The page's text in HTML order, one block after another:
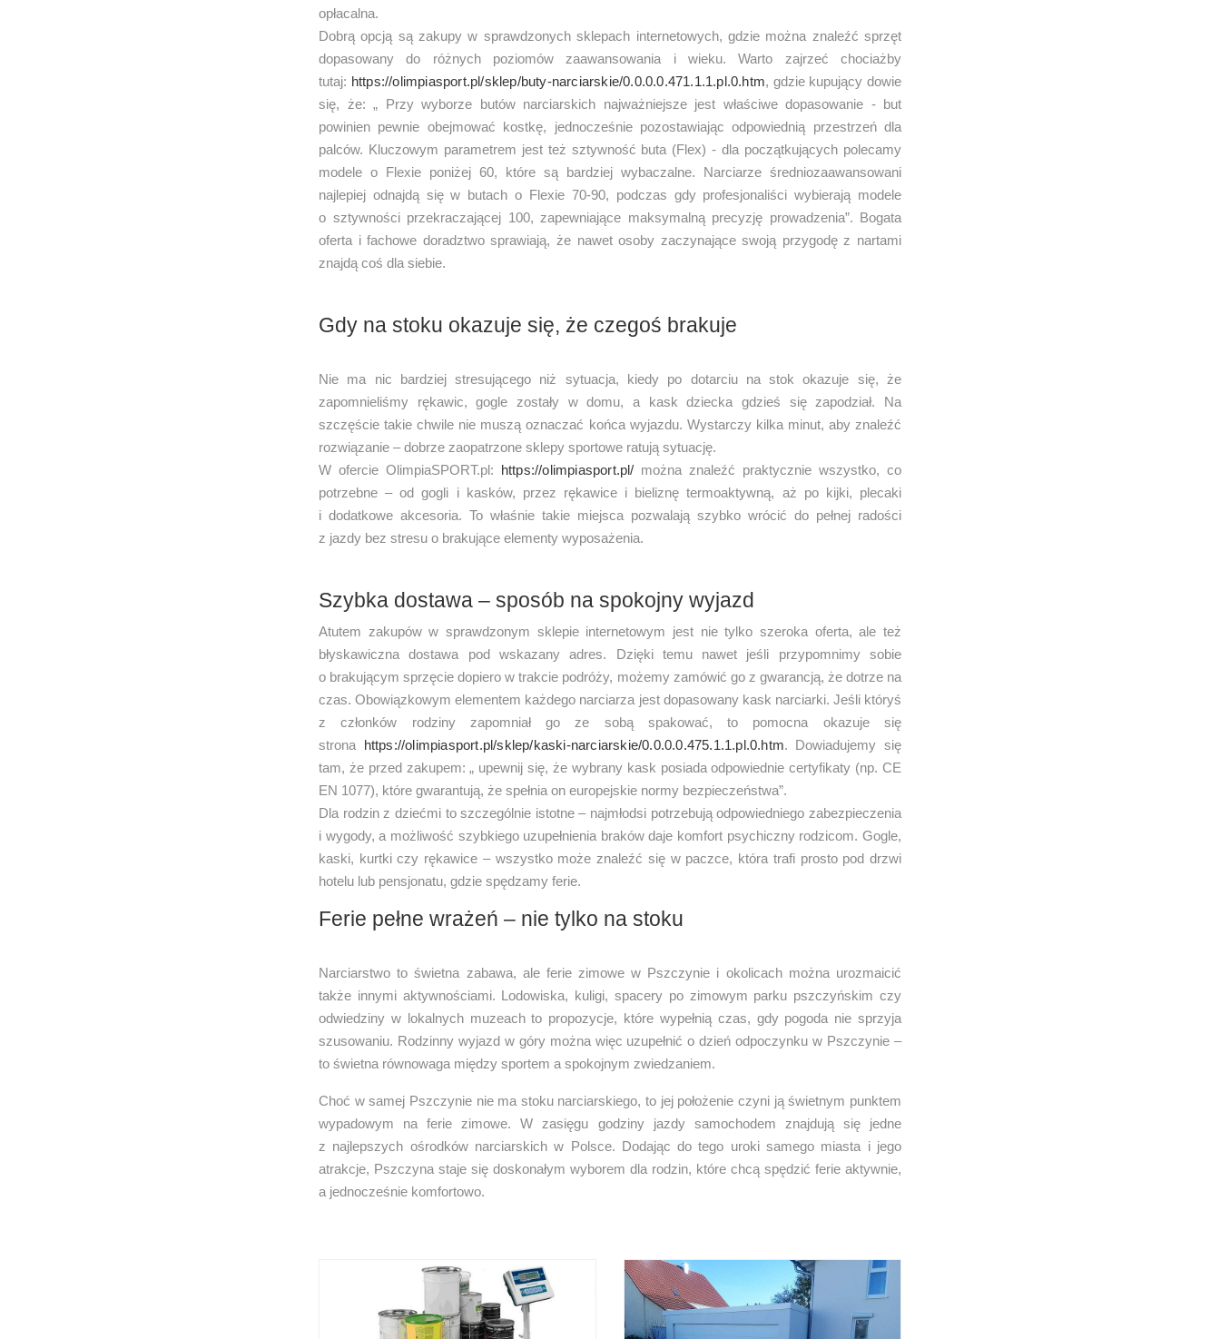
opłacalna.
Dobrą opcją są zakupy w sprawdzonych sklepach internetowych, gdzie można znaleźć sprzęt
dopasowany do różnych poziomów zaawansowania i wieku. Warto zajrzeć chociażby
tutaj: https://olimpiasport.pl/sklep/buty-narciarskie/0.0.0.0.471.1.1.pl.0.htm, gdzie kupujący dowie
się, że: „ Przy wyborze butów narciarskich najważniejsze jest właściwe dopasowanie - but
powinien pewnie obejmować kostkę, jednocześnie pozostawiając odpowiednią przestrzeń dla
palców. Kluczowym parametrem jest też sztywność buta (Flex) - dla początkujących polecamy
modele o Flexie poniżej 60, które są bardziej wybaczalne. Narciarze średniozaawansowani
najlepiej odnajdą się w butach o Flexie 70-90, podczas gdy profesjonaliści wybierają modele
o sztywności przekraczającej 100, zapewniające maksymalną precyzję prowadzenia”. Bogata
oferta i fachowe doradztwo sprawiają, że nawet osoby zaczynające swoją przygodę z nartami
znajdą coś dla siebie.
Gdy na stoku okazuje się, że czegoś brakuje
Nie ma nic bardziej stresującego niż sytuacja, kiedy po dotarciu na stok okazuje się, że
zapomnieliśmy rękawic, gogle zostały w domu, a kask dziecka gdzieś się zapodział. Na
szczęście takie chwile nie muszą oznaczać końca wyjazdu. Wystarczy kilka minut, aby znaleźć
rozwiązanie – dobrze zaopatrzone sklepy sportowe ratują sytuację.
W ofercie OlimpiaSPORT.pl: https://olimpiasport.pl/ można znaleźć praktycznie wszystko, co
potrzebne – od gogli i kasków, przez rękawice i bieliznę termoaktywną, aż po kijki, plecaki
i dodatkowe akcesoria. To właśnie takie miejsca pozwalają szybko wrócić do pełnej radości
z jazdy bez stresu o brakujące elementy wyposażenia.
Szybka dostawa – sposób na spokojny wyjazd
Atutem zakupów w sprawdzonym sklepie internetowym jest nie tylko szeroka oferta, ale też
błyskawiczna dostawa pod wskazany adres. Dzięki temu nawet jeśli przypomnimy sobie
o brakującym sprzęcie dopiero w trakcie podróży, możemy zamówić go z gwarancją, że dotrze na
czas. Obowiązkowym elementem każdego narciarza jest dopasowany kask narciarki. Jeśli któryś
z członków rodziny zapomniał go ze sobą spakować, to pomocna okazuje się
strona https://olimpiasport.pl/sklep/kaski-narciarskie/0.0.0.0.475.1.1.pl.0.htm. Dowiadujemy się
tam, że przed zakupem: „ upewnij się, że wybrany kask posiada odpowiednie certyfikaty (np. CE
EN 1077), które gwarantują, że spełnia on europejskie normy bezpieczeństwa”.
Dla rodzin z dziećmi to szczególnie istotne – najmłodsi potrzebują odpowiedniego zabezpieczenia
i wygody, a możliwość szybkiego uzupełnienia braków daje komfort psychiczny rodzicom. Gogle,
kaski, kurtki czy rękawice – wszystko może znaleźć się w paczce, która trafi prosto pod drzwi
hotelu lub pensjonatu, gdzie spędzamy ferie.
Ferie pełne wrażeń – nie tylko na stoku
Narciarstwo to świetna zabawa, ale ferie zimowe w Pszczynie i okolicach można urozmaicić
także innymi aktywnościami. Lodowiska, kuligi, spacery po zimowym parku pszczyńskim czy
odwiedziny w lokalnych muzeach to propozycje, które wypełnią czas, gdy pogoda nie sprzyja
szusowaniu. Rodzinny wyjazd w góry można więc uzupełnić o dzień odpoczynku w Pszczynie –
to świetna równowaga między sportem a spokojnym zwiedzaniem.
Choć w samej Pszczynie nie ma stoku narciarskiego, to jej położenie czyni ją świetnym punktem
wypadowym na ferie zimowe. W zasięgu godziny jazdy samochodem znajdują się jedne
z najlepszych ośrodków narciarskich w Polsce. Dodając do tego uroki samego miasta i jego
atrakcje, Pszczyna staje się doskonałym wyborem dla rodzin, które chcą spędzić ferie aktywnie,
a jednocześnie komfortowo.